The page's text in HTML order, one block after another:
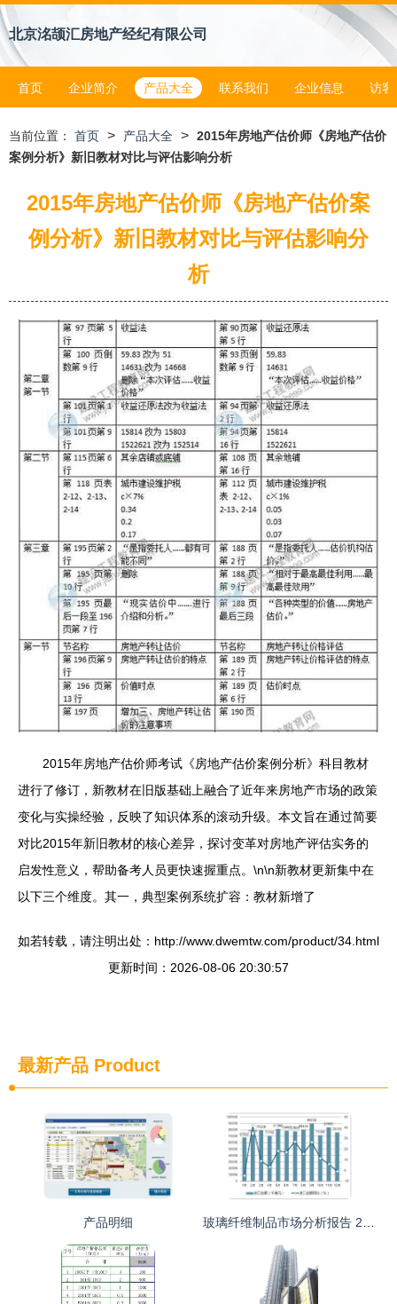
北京洺颉汇房地产经纪有限公司
首页 企业简介 产品大全 联系我们 企业信息 访客
当前位置： 首页 > 产品大全 > 2015年房地产估价师《房地产估价
案例分析》新旧教材对比与评估影响分析
2015年房地产估价师《房地产估价案
例分析》新旧教材对比与评估影响分
析
2015年房地产估价师考试《房地产估价案例分析》科目教材
进行了修订，新教材在旧版基础上融合了近年来房地产市场的政策
变化与实操经验，反映了知识体系的滚动升级。本文旨在通过简要
对比2015年新旧教材的核心差异，探讨变革对房地产评估实务的
启发性意义，帮助备考人员更快速握重点。\n\n新教材更新集中在
以下三个维度。其一，典型案例系统扩容：教材新增了
如若转载，请注明出处：http://www.dwemtw.com/product/34.html
更新时间：2026-08-06 20:30:57
最新产品 Product
产品明细 玻璃纤维制品市场分析报告 2019 2025年中国玻璃纤维制品市场评估及未来发展趋势报告